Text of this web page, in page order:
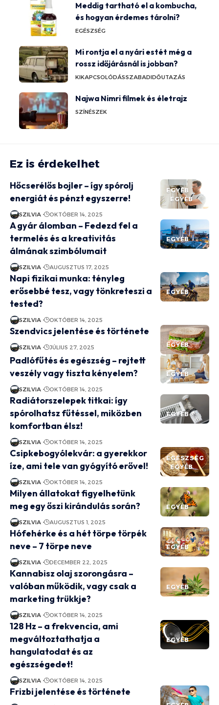
Meddig tartható el a kombucha,
és hogyan érdemes tárolni?
EGÉSZSÉG
Mi rontja el a nyári estét még a
rossz időjárásnál is jobban?
KIKAPCSOLÓDÁSSZABADIDŐUTAZÁS
Najwa Nimri filmek és életrajz
SZÍNÉSZEK
Ez is érdekelhet
EGYÉB
EGYÉB
Hőcserélős bojler – így spórolj
energiát és pénzt egyszerre!
SZILVIA OKTÓBER 14, 2025
EGYÉB
A gyár álomban – Fedezd fel a
termelés és a kreativitás
álmának szimbólumait
SZILVIA AUGUSZTUS 17, 2025
EGYÉB
Napi fizikai munka: tényleg
erősebbé tesz, vagy tönkreteszi a
tested?
SZILVIA OKTÓBER 14, 2025
EGYÉB
Szendvics jelentése és története
SZILVIA JÚLIUS 27, 2025
EGYÉB
Padlófűtés és egészség – rejtett
veszély vagy tiszta kényelem?
SZILVIA OKTÓBER 14, 2025
EGYÉB
Radiátorszelepek titkai: így
spórolhatsz fűtéssel, miközben
komfortban élsz!
SZILVIA OKTÓBER 14, 2025
EGÉSZSÉG
EGYÉB
Csipkebogyólekvár: a gyerekkor
íze, ami tele van gyógyító erővel!
SZILVIA OKTÓBER 14, 2025
EGYÉB
Milyen állatokat figyelhetünk
meg egy őszi kirándulás során?
SZILVIA AUGUSZTUS 1, 2025
EGYÉB
Hófehérke és a hét törpe törpék
neve – 7 törpe neve
SZILVIA DECEMBER 22, 2025
EGYÉB
Kannabisz olaj szorongásra –
valóban működik, vagy csak a
marketing trükkje?
SZILVIA OKTÓBER 14, 2025
EGYÉB
128 Hz – a frekvencia, ami
megváltoztathatja a
hangulatodat és az
egészségedet!
SZILVIA OKTÓBER 14, 2025
Frizbi jelentése és története